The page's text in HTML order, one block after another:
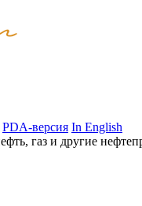
PDA-версия In English
газ и другие